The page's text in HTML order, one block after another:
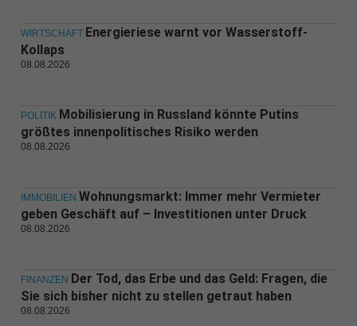
WIRTSCHAFT Energieriese warnt vor Wasserstoff-
Kollaps
08.08.2026
POLITIK Mobilisierung in Russland könnte Putins
größtes innenpolitisches Risiko werden
08.08.2026
IMMOBILIEN Wohnungsmarkt: Immer mehr Vermieter
geben Geschäft auf – Investitionen unter Druck
08.08.2026
FINANZEN Der Tod, das Erbe und das Geld: Fragen, die
Sie sich bisher nicht zu stellen getraut haben
08.08.2026